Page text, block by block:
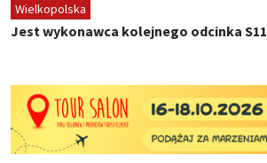
Wielkopolska
Jest wykonawca kolejnego odcinka S11